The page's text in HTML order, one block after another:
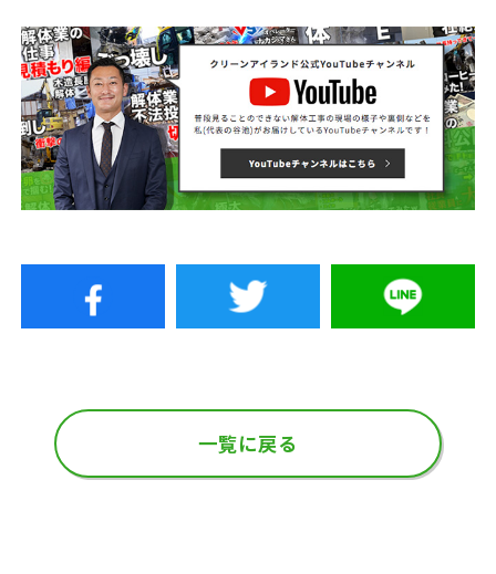
一覧に戻る